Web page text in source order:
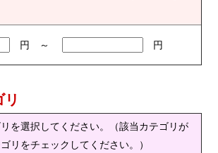
円 ～ 円
を選択してください。（該当カテゴリが
リをチェックしてください。）